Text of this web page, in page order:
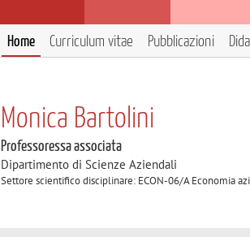
Home Curriculum vitae Pubblicazioni
Monica Bartolini
Professoressa associata
Dipartimento di Scienze Aziendali
Settore scientifico disciplinare: ECON-06/A Economia